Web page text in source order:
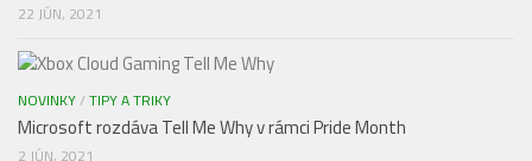
22 JÚN, 2021
NOVINKY/TIPY A TRIKY
Microsoft rozdáva Tell Me Why v rámci Pride Month
2 JÚN, 2021